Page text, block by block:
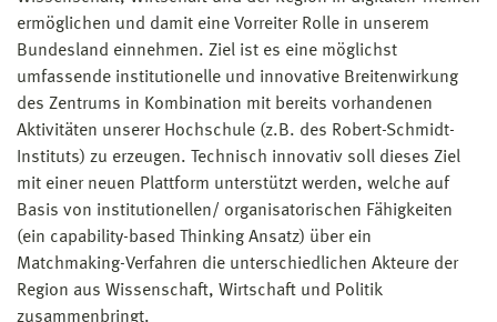
ermöglichen und damit eine Vorreiter Rolle in unserem
Bundesland einnehmen. Ziel ist es eine möglichst
umfassende institutionelle und innovative Breitenwirkung
des Zentrums in Kombination mit bereits vorhandenen
Aktivitäten unserer Hochschule (z.B. des Robert-Schmidt-
Instituts) zu erzeugen. Technisch innovativ soll dieses Ziel
mit einer neuen Plattform unterstützt werden, welche auf
Basis von institutionellen/ organisatorischen Fähigkeiten
(ein capability-based Thinking Ansatz) über ein
Matchmaking-Verfahren die unterschiedlichen Akteure der
Region aus Wissenschaft, Wirtschaft und Politik
zusammenbringt.